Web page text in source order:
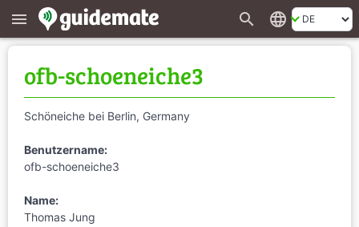
menu search language
ofb-schoeneiche3
Schöneiche bei Berlin, Germany
Benutzername:
ofb-schoeneiche3
Name:
Thomas Jung